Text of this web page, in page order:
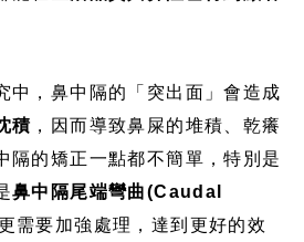
中，鼻中隔的「突出面」會造成
積 ，因而導致鼻屎的堆積、乾癢
隔的矯正一點都不簡單，特別是
鼻中隔尾端彎曲(Caudal
需要加強處理，達到更好的效